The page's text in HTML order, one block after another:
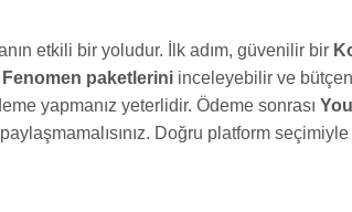
etkili bir yoludur. İlk adım, güvenilir bir
paketlerini inceleyebilir ve
yapmanız yeterlidir. Ödeme sonrası
Doğru platform seçimiyle